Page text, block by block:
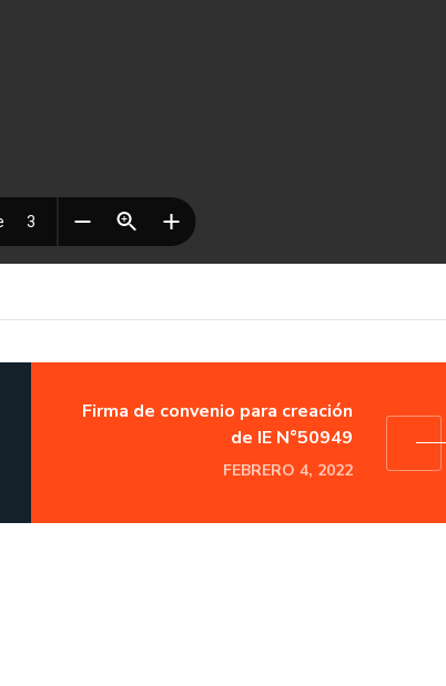
Firma de convenio para creación
de IE N°50949
FEBRERO 4, 2022